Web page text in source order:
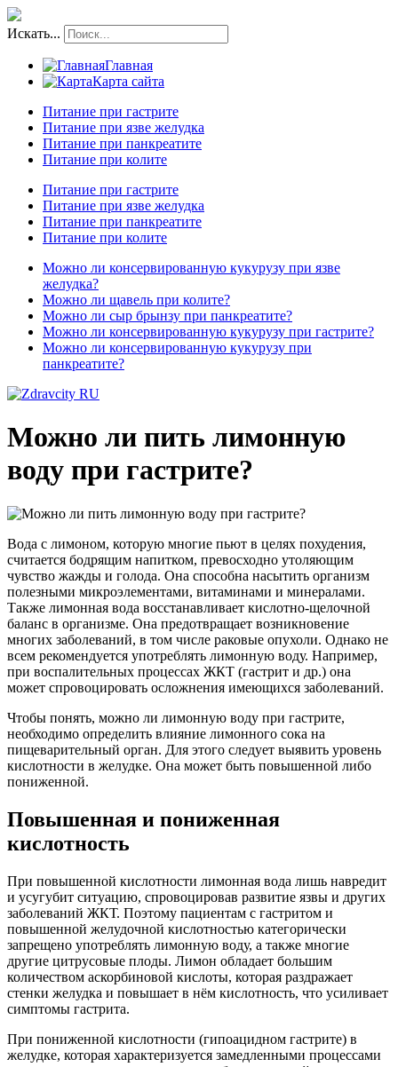
Искать...
Главная
Карта сайта
Питание при гастрите
Питание при язве желудка
Питание при панкреатите
Питание при колите
Питание при гастрите
Питание при язве желудка
Питание при панкреатите
Питание при колите
Можно ли консервированную кукурузу при язве
желудка?
Можно ли щавель при колите?
Можно ли сыр брынзу при панкреатите?
Можно ли консервированную кукурузу при гастрите?
Можно ли консервированную кукурузу при
панкреатите?
Можно ли пить лимонную
воду при гастрите?
Вода с лимоном, которую многие пьют в целях похудения,
считается бодрящим напитком, превосходно утоляющим
чувство жажды и голода. Она способна насытить организм
полезными микроэлементами, витаминами и минералами.
Также лимонная вода восстанавливает кислотно-щелочной
баланс в организме. Она предотвращает возникновение
многих заболеваний, в том числе раковые опухоли. Однако не
всем рекомендуется употреблять лимонную воду. Например,
при воспалительных процессах ЖКТ (гастрит и др.) она
может спровоцировать осложнения имеющихся заболеваний.
Чтобы понять, можно ли лимонную воду при гастрите,
необходимо определить влияние лимонного сока на
пищеварительный орган. Для этого следует выявить уровень
кислотности в желудке. Она может быть повышенной либо
пониженной.
Повышенная и пониженная
кислотность
При повышенной кислотности лимонная вода лишь навредит
и усугубит ситуацию, спровоцировав развитие язвы и других
заболеваний ЖКТ. Поэтому пациентам с гастритом и
повышенной желудочной кислотностью категорически
запрещено употреблять лимонную воду, а также многие
другие цитрусовые плоды. Лимон обладает большим
количеством аскорбиновой кислоты, которая раздражает
стенки желудка и повышает в нём кислотность, что усиливает
симптомы гастрита.
При пониженной кислотности (гипоацидном гастрите) в
желудке, которая характеризуется замедленными процессами